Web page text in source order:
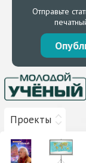
Отправьте
Проекты